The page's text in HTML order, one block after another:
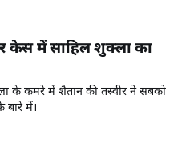
केस में साहिल शुक्ला का
के कमरे में शैतान की तस्वीर ने सबको
बारे में।